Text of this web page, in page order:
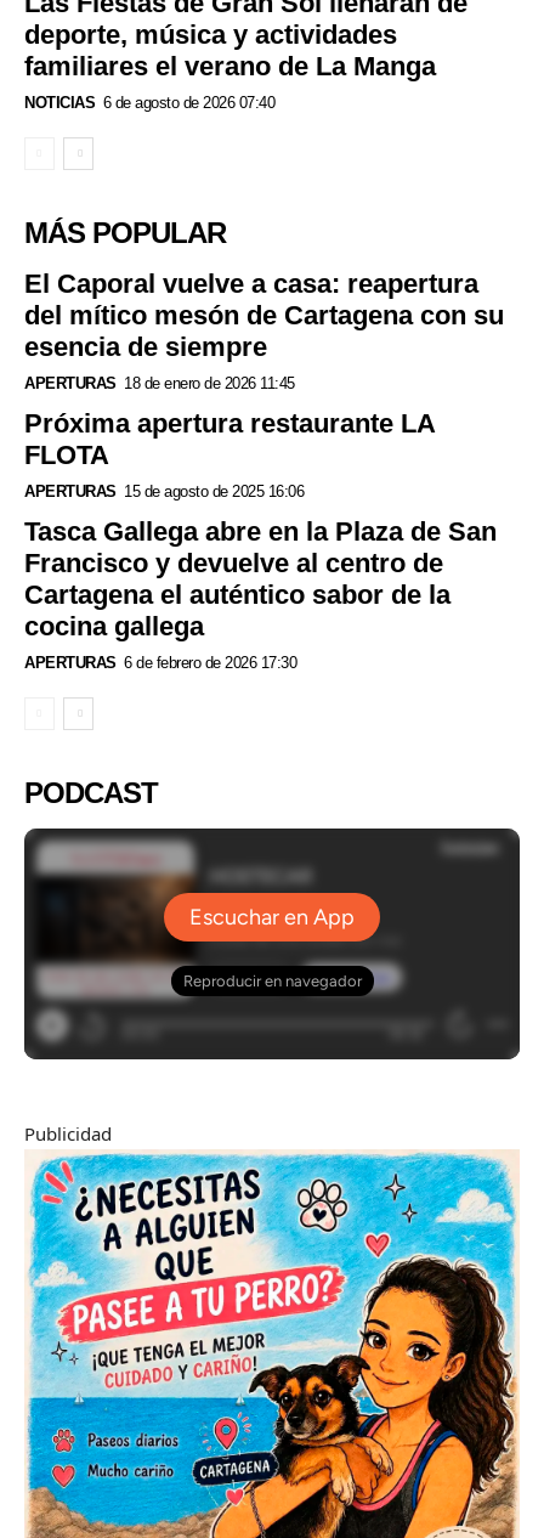
deporte, música y actividades
familiares el verano de La Manga
NOTICIAS 6 de agosto de 2026 07:40
MÁS POPULAR
El Caporal vuelve a casa: reapertura
del mítico mesón de Cartagena con su
esencia de siempre
APERTURAS 18 de enero de 2026 11:45
Próxima apertura restaurante LA
FLOTA
APERTURAS 15 de agosto de 2025 16:06
Tasca Gallega abre en la Plaza de San
Francisco y devuelve al centro de
Cartagena el auténtico sabor de la
cocina gallega
APERTURAS 6 de febrero de 2026 17:30
PODCAST
Publicidad